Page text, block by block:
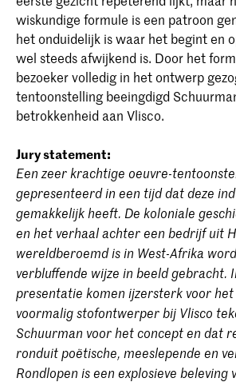
wiskundige formule is een patroon
het onduidelijk is waar het begint en
wel steeds afwijkend is. Door het
bezoeker volledig in het ontwerp
tentoonstelling beeingdigd
betrokkenheid aan Vlisco.
Jury statement:
Een zeer krachtige oeuvre-
gepresenteerd in een tijd dat deze
gemakkelijk heeft. De koloniale
en het verhaal achter een bedrijf uit
wereldberoemd is in West-Afrika
verbluffende wijze in beeld gebracht.
presentatie komen ijzersterk voor
voormalig stofontwerper bij Vlisco
Schuurman voor het concept en dat
ronduit poëtische, meeslepende en
Rondlopen is een explosieve beleving